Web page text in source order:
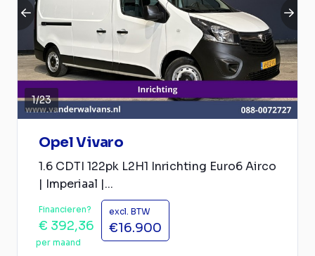
1/23
Opel Vivaro
1.6 CDTI 122pk L2H1 Inrichting Euro6 Airco
| Imperiaal |...
Financieren?
€ 392,36
per maand
excl. BTW
€16.900